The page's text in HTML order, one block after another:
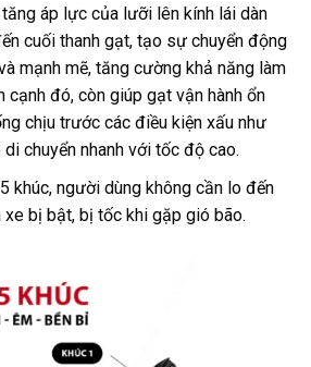
áp lực của lưỡi lên kính lái dàn
cuối thanh gạt, tạo sự chuyển động
mạnh mẽ, tăng cường khả năng làm
cạnh đó, còn giúp gạt vận hành ổn
chịu trước các điều kiện xấu như
chuyển nhanh với tốc độ cao.
khúc, người dùng không cần lo đến
bị bật, bị tốc khi gặp gió bão.